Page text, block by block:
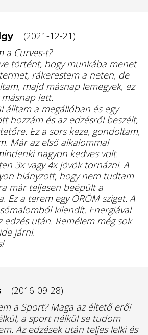
(2021-12-21)
a Curves-t?
történt, hogy munkába menet
rákerestem a neten, de
majd másnap lemegyek, ez
lett.
álltam a megállóban és egy
hozzám és az edzésről beszélt,
Ez a sors keze, gondoltam,
Már az első alkalommal
nagyon kedves volt.
3x vagy 4x jövök tornázni. A
hiányzott, hogy nem tudtam
már teljesen beépült a
Ez a terem egy ÖRÖM sziget. A
kilendít. Energiával
edzés után. Remélem még sok
járni.
(2016-09-28)
a Sport? Maga az éltető erő!
a sport nélkül se tudom
Az edzések után teljes lelki és